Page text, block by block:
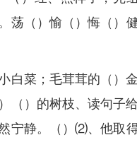
荡（）愉（）悔（）
白菜；毛茸茸的（）金
（）的树枝、读句子给
宁静。（）⑵、他取